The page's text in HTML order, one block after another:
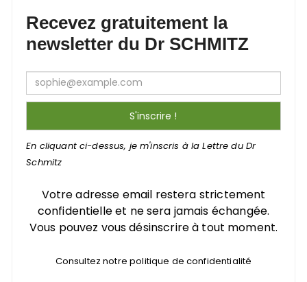
Recevez gratuitement la
newsletter du Dr SCHMITZ
En cliquant ci-dessus, je m'inscris à la Lettre du Dr
Schmitz
Votre adresse email restera strictement
confidentielle et ne sera jamais échangée.
Vous pouvez vous désinscrire à tout moment.
Consultez notre politique de confidentialité